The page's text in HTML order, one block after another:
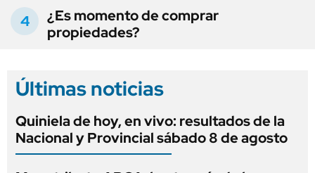
¿Es momento de comprar
propiedades?
Últimas noticias
Quiniela de hoy, en vivo: resultados de la
Nacional y Provincial sábado 8 de agosto